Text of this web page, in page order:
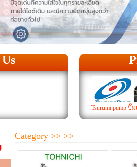
Tsurumi pump
Category >> >>